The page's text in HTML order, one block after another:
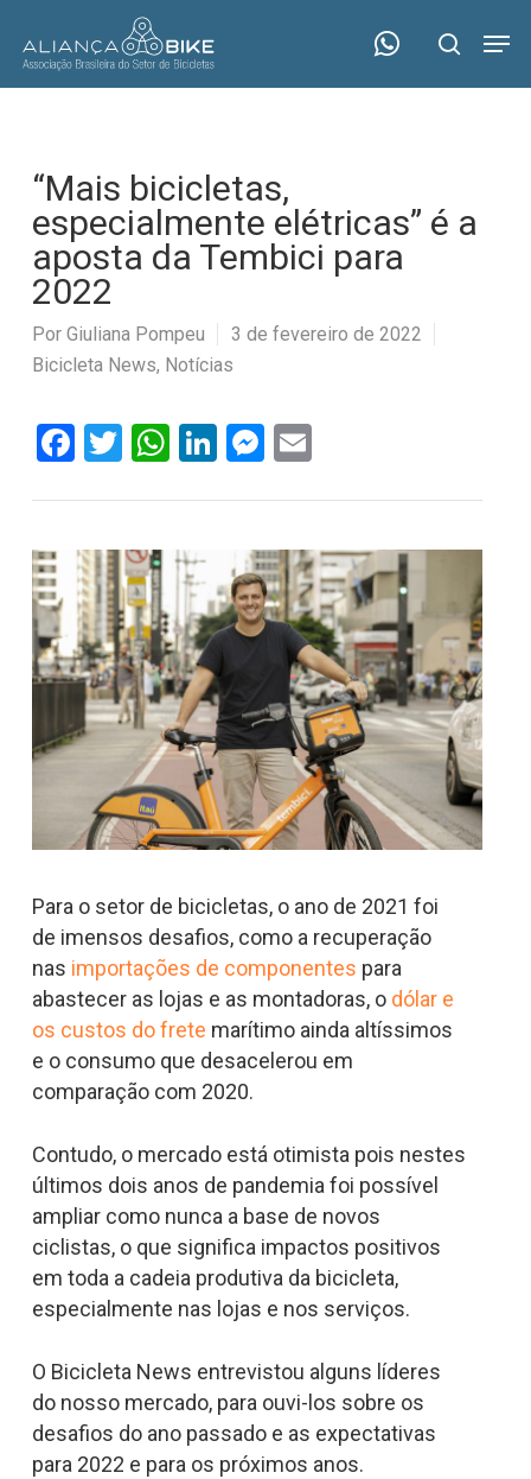
main
search
“Mais bicicletas,
especialmente elétricas” é a
aposta da Tembici para
2022
Por Giuliana Pompeu
3 de fevereiro de 2022
Bicicleta News, Notícias
Facebook
Twitter
WhatsApp
LinkedIn
Messenger
Email
Para o setor de bicicletas, o ano de 2021 foi
de imensos desafios, como a recuperação
nas importações de componentes para
abastecer as lojas e as montadoras, o dólar e
os custos do frete marítimo ainda altíssimos
e o consumo que desacelerou em
comparação com 2020.
Contudo, o mercado está otimista pois nestes
últimos dois anos de pandemia foi possível
ampliar como nunca a base de novos
ciclistas, o que significa impactos positivos
em toda a cadeia produtiva da bicicleta,
especialmente nas lojas e nos serviços.
O Bicicleta News entrevistou alguns líderes
do nosso mercado, para ouvi-los sobre os
desafios do ano passado e as expectativas
para 2022 e para os próximos anos.